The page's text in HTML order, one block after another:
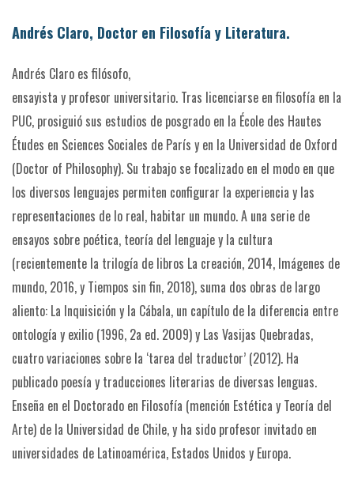
Andrés Claro, Doctor en Filosofía y Literatura.
Andrés Claro es filósofo,
ensayista y profesor universitario. Tras licenciarse en filosofía en la
PUC, prosiguió sus estudios de posgrado en la École des Hautes
Études en Sciences Sociales de París y en la Universidad de Oxford
(Doctor of Philosophy). Su trabajo se focalizado en el modo en que
los diversos lenguajes permiten configurar la experiencia y las
representaciones de lo real, habitar un mundo. A una serie de
ensayos sobre poética, teoría del lenguaje y la cultura
(recientemente la trilogía de libros La creación, 2014, Imágenes de
mundo, 2016, y Tiempos sin fin, 2018), suma dos obras de largo
aliento: La Inquisición y la Cábala, un capítulo de la diferencia entre
ontología y exilio (1996, 2a ed. 2009) y Las Vasijas Quebradas,
cuatro variaciones sobre la ‘tarea del traductor’ (2012). Ha
publicado poesía y traducciones literarias de diversas lenguas.
Enseña en el Doctorado en Filosofía (mención Estética y Teoría del
Arte) de la Universidad de Chile, y ha sido profesor invitado en
universidades de Latinoamérica, Estados Unidos y Europa.